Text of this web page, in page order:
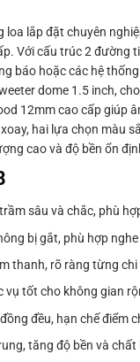
loa lắp đặt chuyên
Với cấu trúc 2 đường
báo hoặc các hệ
dome 1.5 inch,
12mm cao cấp giúp
hai lựa chọn màu
cao và độ bền ổn
sâu và chắc, phù
bị gắt, phù hợp nghe
thanh, rõ ràng từng chi
vụ tốt cho không gian
đều, hạn chế điểm
tăng độ bền và